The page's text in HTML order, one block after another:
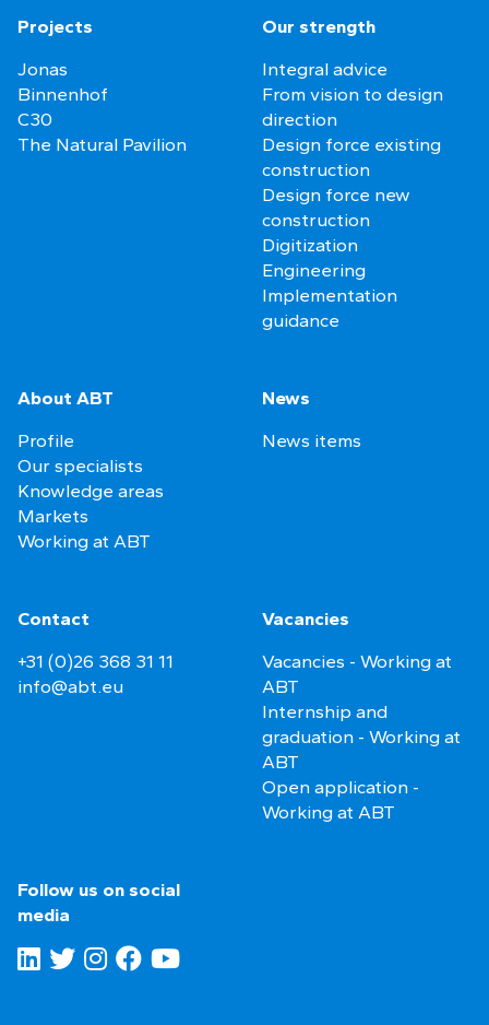
Projects
Jonas
Binnenhof
C30
The Natural Pavilion
Our strength
Integral advice
From vision to design
direction
Design force existing
construction
Design force new
construction
Digitization
Engineering
Implementation
guidance
About ABT
Profile
Our specialists
Knowledge areas
Markets
Working at ABT
News
News items
Contact
+31 (0)26 368 31 11
info@abt.eu
Vacancies
Vacancies - Working at
ABT
Internship and
graduation - Working at
ABT
Open application -
Working at ABT
Follow us on social
media